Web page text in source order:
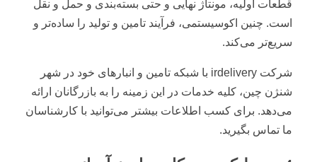
قطعات اولیه، مونتاژ نهایی و حتی بسته‌بندی و حمل و نقل
است. چنین اکوسیستمی، فرآیند تامین و تولید را ساده‌تر و
سریع‌تر می‌کند.
شرکت irdelivery با شبکه تامین و انبارهای خود در شهر
شنژن چین، کلیه خدمات در این زمینه را به بازرگانان ارائه
می‌دهد. برای کسب اطلاعات بیشتر می‌توانید با کارشناسان
ما تماس بگیرید.